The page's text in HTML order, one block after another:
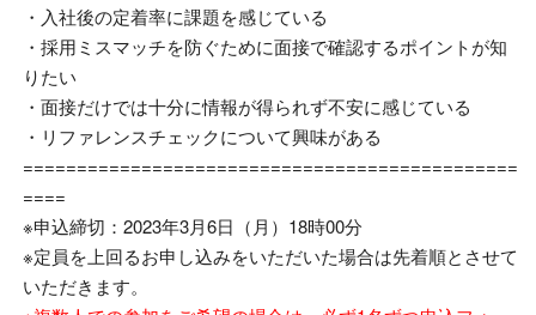
・入社後の定着率に課題を感じている
・採用ミスマッチを防ぐために面接で確認するポイントが知
りたい
・面接だけでは十分に情報が得られず不安に感じている
・リファレンスチェックについて興味がある
==============================================
====
※申込締切：2023年3月6日（月）18時00分
※定員を上回るお申し込みをいただいた場合は先着順とさせて
いただきます。